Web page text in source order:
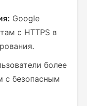
Google
с HTTPS в
более
с безопасным